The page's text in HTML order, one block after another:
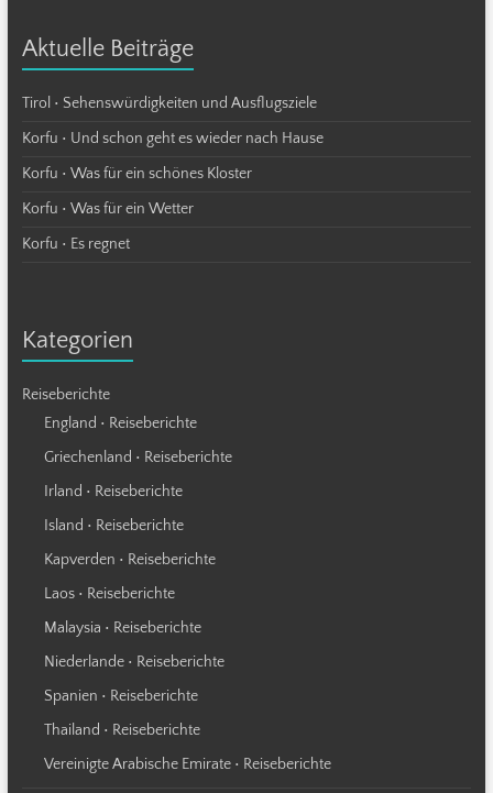
Aktuelle Beiträge
Tirol • Sehenswürdigkeiten und Ausflugsziele
Korfu • Und schon geht es wieder nach Hause
Korfu • Was für ein schönes Kloster
Korfu • Was für ein Wetter
Korfu • Es regnet
Kategorien
Reiseberichte
England • Reiseberichte
Griechenland • Reiseberichte
Irland • Reiseberichte
Island • Reiseberichte
Kapverden • Reiseberichte
Laos • Reiseberichte
Malaysia • Reiseberichte
Niederlande • Reiseberichte
Spanien • Reiseberichte
Thailand • Reiseberichte
Vereinigte Arabische Emirate • Reiseberichte